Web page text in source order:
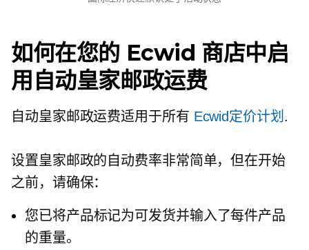
如何在您的 Ecwid 商店中启
用自动皇家邮政运费
自动皇家邮政运费适用于所有 Ecwid定价计划 .
设置皇家邮政的自动费率非常简单，但在开始
之前，请确保：
您已将产品标记为可发货并输入了每件产品
的重量。